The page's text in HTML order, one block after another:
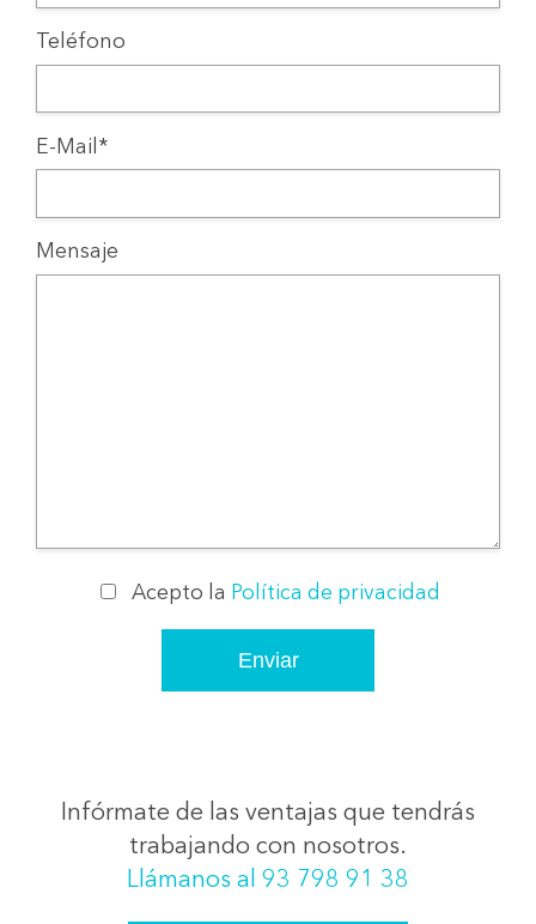
Teléfono
E-Mail*
Mensaje
Acepto la Política de privacidad
Infórmate de las ventajas que tendrás
trabajando con nosotros.
Llámanos al 93 798 91 38